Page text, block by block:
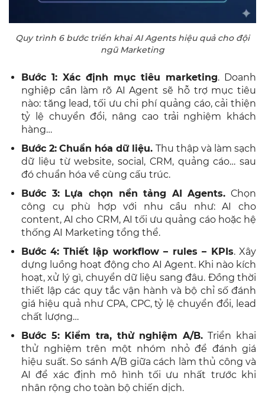
Quy trình 6 bước triển khai AI Agents hiệu quả cho đội
ngũ Marketing
Bước 1: Xác định mục tiêu marketing. Doanh
nghiệp cần làm rõ AI Agent sẽ hỗ trợ mục tiêu
nào: tăng lead, tối ưu chi phí quảng cáo, cải thiện
tỷ lệ chuyển đổi, nâng cao trải nghiệm khách
hàng…
Bước 2: Chuẩn hóa dữ liệu. Thu thập và làm sạch
dữ liệu từ website, social, CRM, quảng cáo… sau
đó chuẩn hóa về cùng cấu trúc.
Bước 3: Lựa chọn nền tảng AI Agents. Chọn
công cụ phù hợp với nhu cầu như: AI cho
content, AI cho CRM, AI tối ưu quảng cáo hoặc hệ
thống AI Marketing tổng thể.
Bước 4: Thiết lập workflow – rules – KPIs. Xây
dựng luồng hoạt động cho AI Agent. Khi nào kích
hoạt, xử lý gì, chuyển dữ liệu sang đâu. Đồng thời
thiết lập các quy tắc vận hành và bộ chỉ số đánh
giá hiệu quả như CPA, CPC, tỷ lệ chuyển đổi, lead
chất lượng…
Bước 5: Kiểm tra, thử nghiệm A/B. Triển khai
thử nghiệm trên một nhóm nhỏ để đánh giá
hiệu suất. So sánh A/B giữa cách làm thủ công và
AI để xác định mô hình tối ưu nhất trước khi
nhân rộng cho toàn bộ chiến dịch.